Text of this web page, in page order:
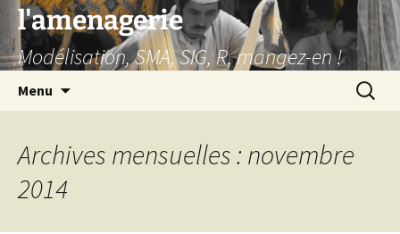
Aller
contenu
l'amenagerie
Modélisation, SMA, SIG, R, mangez-en !
Menu
Archives mensuelles : novembre
2014